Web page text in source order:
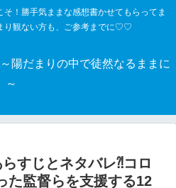
！勝手気ままな感想書かせてもらってま
観ない方も、ご参考までに♡♡
陽だまりの中で徒然なるままに
～
らすじとネタバレ⁈コロ
た監督らを支援する12